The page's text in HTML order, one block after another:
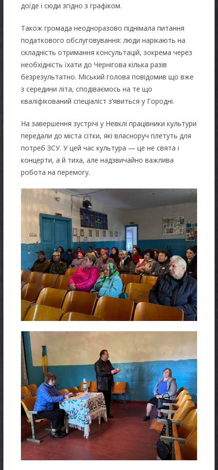
доїде і сюди згідно з графіком.
Також громада неодноразово піднімала питання
податкового обслуговування: люди нарікають на
складність отримання консультацій, зокрема через
необхідність їхати до Чернігова кілька разів
безрезультатно. Міський голова повідомив що вже
з середини літа, сподіваємось на те що
кваліфікований спеціаліст з’явиться у Городні.
На завершення зустрічі у Невклі працівники культури
передали до міста сітки, які власноруч плетуть для
потреб ЗСУ. У цей час культура — це не свята і
концерти, а й тиха, але надзвичайно важлива
робота на перемогу.